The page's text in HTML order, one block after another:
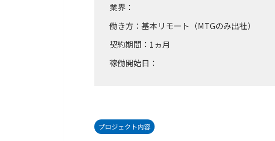
業界：
働き方：基本リモート（MTGのみ出社）
契約期間：1ヵ月
稼働開始日：
プロジェクト内容